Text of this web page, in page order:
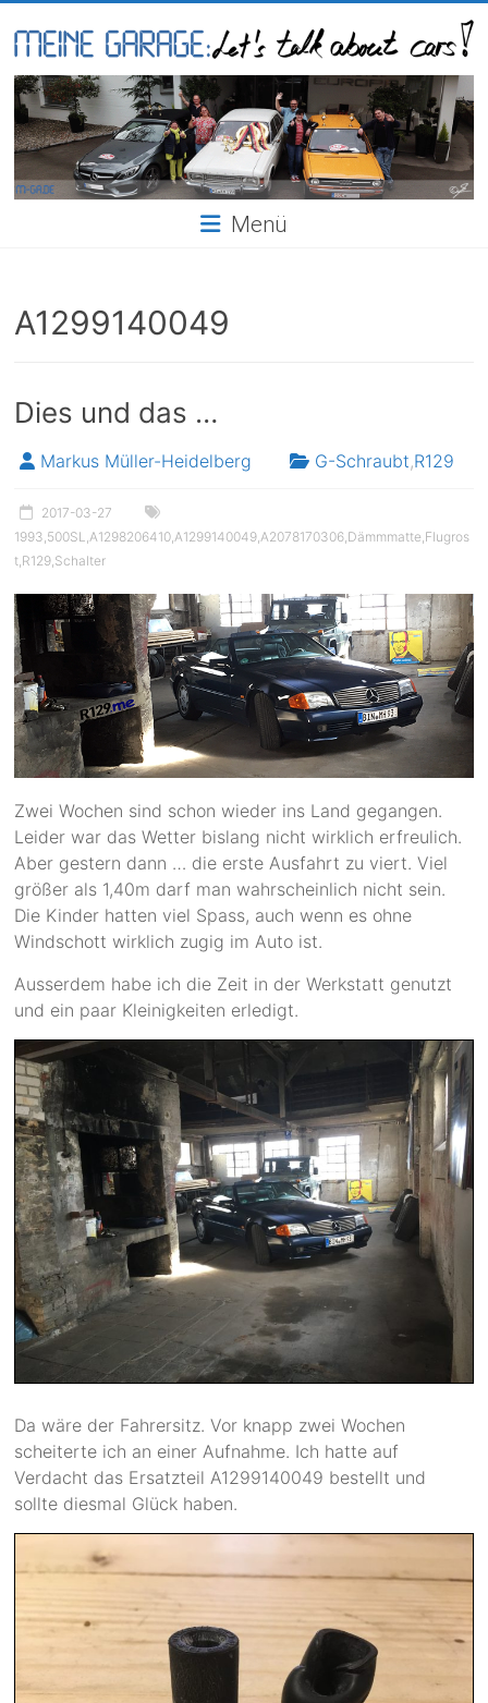
to
content
Meine
Garage
Menü
A1299140049
Dies und das …
Markus Müller-Heidelberg G-Schraubt,R129
2017-03-27
1993,500SL,A1298206410,A1299140049,A2078170306,Dämmmatte,Flugros
t,R129,Schalter
Zwei Wochen sind schon wieder ins Land gegangen.
Leider war das Wetter bislang nicht wirklich erfreulich.
Aber gestern dann … die erste Ausfahrt zu viert. Viel
größer als 1,40m darf man wahrscheinlich nicht sein.
Die Kinder hatten viel Spass, auch wenn es ohne
Windschott wirklich zugig im Auto ist.
Ausserdem habe ich die Zeit in der Werkstatt genutzt
und ein paar Kleinigkeiten erledigt.
Da wäre der Fahrersitz. Vor knapp zwei Wochen
scheiterte ich an einer Aufnahme. Ich hatte auf
Verdacht das ErsatzteilA1299140049 bestellt und
sollte diesmal Glück haben.